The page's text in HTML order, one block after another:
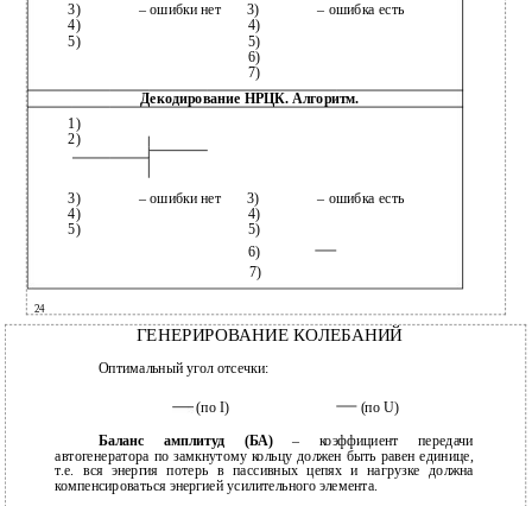
3) – ошибки нет 3)
– ошибка есть
4)
4)
5)
5)
6)
7)
Декодирование НРЦК. Алгоритм.
1)
2)
3) – ошибки нет 3)
– ошибка есть
4)
4)
5)
5)
6)
7)
24
ГЕНЕРИРОВАНИЕ КОЛЕБАНИЙ
Оптимальный угол отсечки:
(по I) (по U)
Баланс амплитуд (БА)– коэффициент передачи
автогенератора по замкнутому кольцу должен быть равен единице,
т.е. вся энергия потерь в пассивных цепях и нагрузке должна
компенсироваться энергией усилительного элемента.